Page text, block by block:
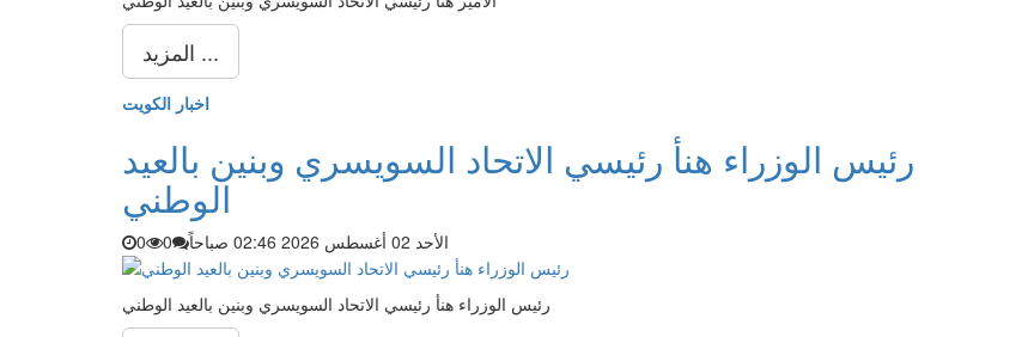
المزيد ...
اخبار الكويت
رئيس الوزراء هنأ رئيسي الاتحاد السويسري وبنين بالعيد
الوطني
الأحد 02 أغسطس 2026 02:46 صباحاً 0
0
رئيس الوزراء هنأ رئيسي الاتحاد السويسري وبنين بالعيد الوطني